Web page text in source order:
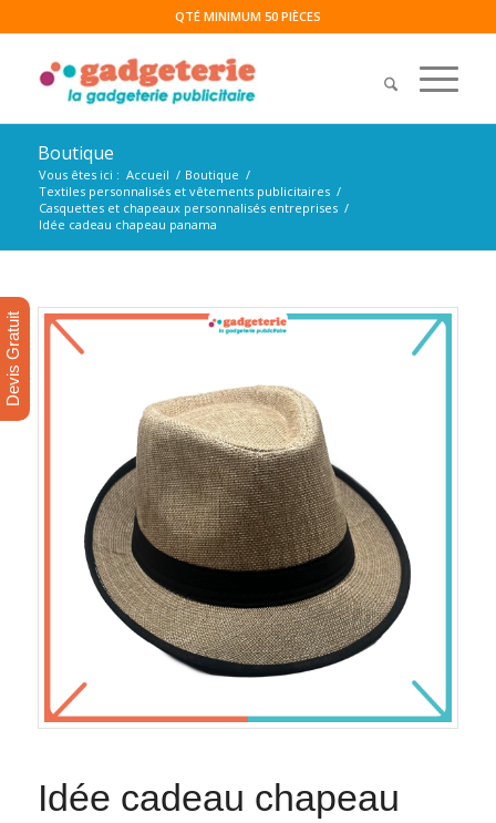
QTÉ MINIMUM 50 PIÈCES
Boutique
Vous êtes ici : Accueil / Boutique /
Textiles personnalisés et vêtements publicitaires /
Casquettes et chapeaux personnalisés entreprises /
Idée cadeau chapeau panama
Idée cadeau chapeau
Devis Gratuit